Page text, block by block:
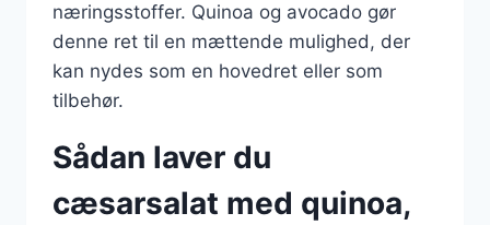
næringsstoffer. Quinoa og avocado gør
denne ret til en mættende mulighed, der
kan nydes som en hovedret eller som
tilbehør.
Sådan laver du
cæsarsalat med quinoa,